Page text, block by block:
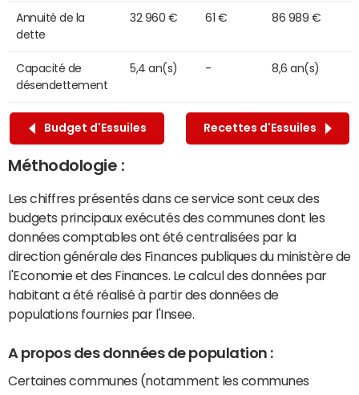
Annuité de la
dette
32 960 € 61 € 86 989 €
Capacité de
désendettement
5,4 an(s) - 8,6 an(s)
Budget d'Essuiles Recettes d'Essuiles
Méthodologie :
Les chiffres présentés dans ce service sont ceux des
budgets principaux exécutés des communes dont les
données comptables ont été centralisées par la
direction générale des Finances publiques du ministère de
l'Economie et des Finances. Le calcul des données par
habitant a été réalisé à partir des données de
populations fournies par l'Insee.
A propos des données de population :
Certaines communes (notamment les communes